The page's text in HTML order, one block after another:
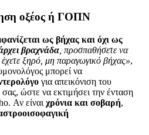
οξέος ή ΓΟΠΝ
ως βήχας και όχι ως
βραχνάδα , προσπαθήσετε να
ξηρό, μη παραγωγικό βήχας»,
μπορεί να
για απεικόνιση του
ώστε να εκτιμήσει την ένταση
Αν είναι χρόνια και σοβαρή,